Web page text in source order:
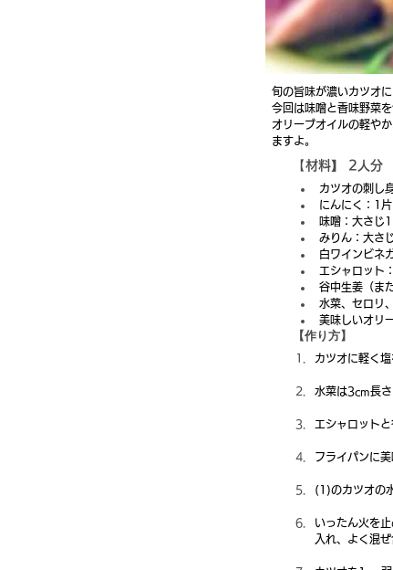
旬の旨味が濃いカツオ
今回は味噌と香味野菜
オリーブオイルの軽や
ますよ。
【材料】 2人分
カツオの刺し
にんにく：1片
味噌：大さじ1
みりん：大さ
白ワインビネ
エシャロット
谷中生姜（ま
水菜、セロリ
美味しいオリ
【作り方】
カツオに軽く
水菜は3cm長さ
エシャロット
フライパンに
(1)のカツオの
いったん火を
入れ、よく混